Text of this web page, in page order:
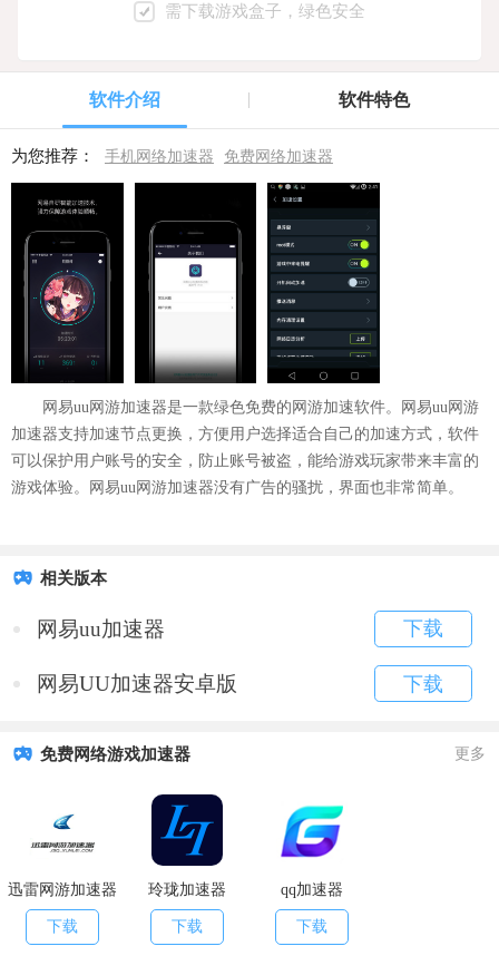
需下载游戏盒子，绿色安全
软件介绍 软件特色
为您推荐： 手机网络加速器 免费网络加速器
网易uu网游加速器是一款绿色免费的网游加速软件。网易uu网游
加速器支持加速节点更换，方便用户选择适合自己的加速方式，软件
可以保护用户账号的安全，防止账号被盗，能给游戏玩家带来丰富的
游戏体验。网易uu网游加速器没有广告的骚扰，界面也非常简单。
相关版本
网易uu加速器 下载
网易UU加速器安卓版 下载
免费网络游戏加速器 更多
迅雷网游加速器
下载
玲珑加速器
下载
qq加速器
下载